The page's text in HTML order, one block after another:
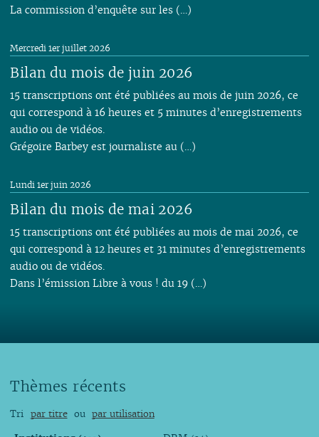
La commission d’enquête sur les (…)
Bilan du mois de juin 2026
Mercredi 1er juillet 2026
15 transcriptions ont été publiées au mois de juin 2026, ce
qui correspond à 16 heures et 5 minutes d’enregistrements
audio ou de vidéos.
Grégoire Barbey est journaliste au (…)
Bilan du mois de mai 2026
Lundi 1er juin 2026
15 transcriptions ont été publiées au mois de mai 2026, ce
qui correspond à 12 heures et 31 minutes d’enregistrements
audio ou de vidéos.
Dans l’émission Libre à vous ! du 19 (…)
Thèmes récents
Tri par titre ou par utilisation